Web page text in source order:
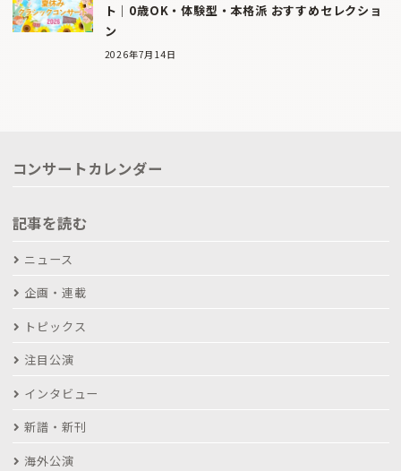
ト｜0歳OK・体験型・本格派 おすすめセレクショ
ン
2026年7月14日
コンサートカレンダー
記事を読む
ニュース
企画・連載
トピックス
注目公演
インタビュー
新譜・新刊
海外公演